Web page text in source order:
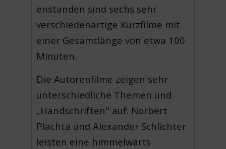
enstanden sind sechs sehr
verschiedenartige Kurzfilme mit
einer Gesamtlänge von etwa 100
Minuten.
Die Autorenfilme zeigen sehr
unterschiedliche Themen und
„Handschriften" auf: Norbert
Plachta und Alexander Schlichter
leisten eine himmelwärts